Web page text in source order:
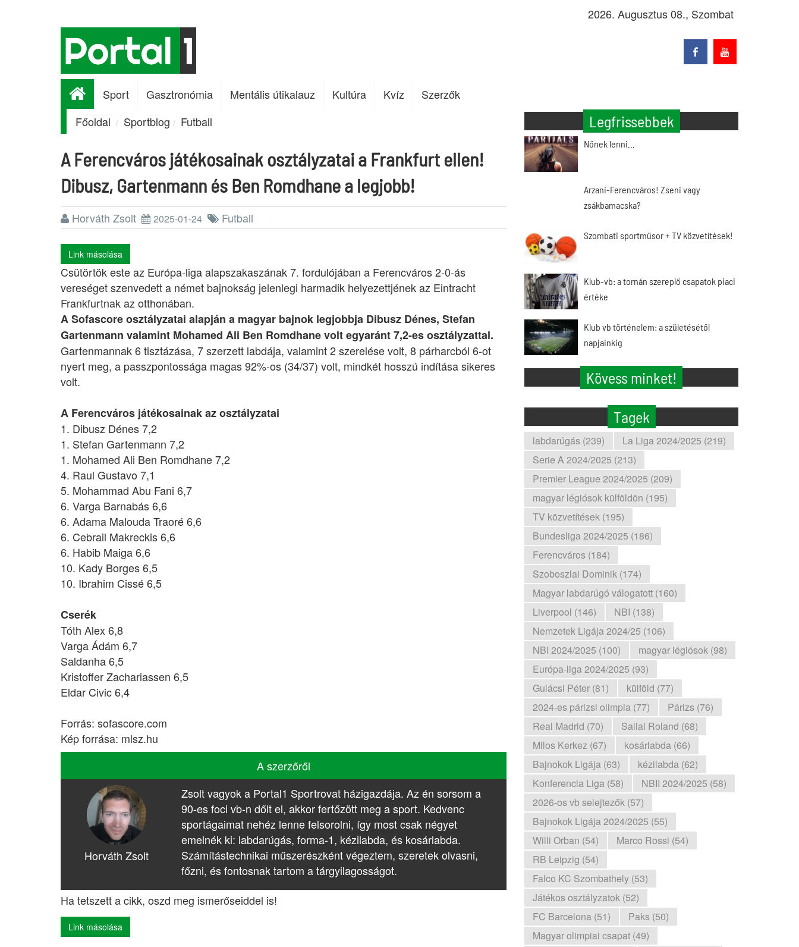
2026. Augusztus 08., Szombat
Sport Gasztronómia Mentális útikalauz Kultúra Kvíz
Szerzők
Főoldal
Sportblog Futball
A Ferencváros játékosainak osztályzatai a Frankfurt ellen!
Dibusz, Gartenmann és Ben Romdhane a legjobb!
Horváth Zsolt 2025-01-24 Futball
Link másolása
Csütörtök este az Európa-liga alapszakaszának 7. fordulójában a Ferencváros 2-0-ás
vereséget szenvedett a német bajnokság jelenlegi harmadik helyezettjének az Eintracht
Frankfurtnak az otthonában.
A Sofascore osztályzatai alapján a magyar bajnok legjobbja Dibusz Dénes, Stefan
Gartenmann valamint Mohamed Ali Ben Romdhane volt egyaránt 7,2-es osztályzattal.
Gartenmannak 6 tisztázása, 7 szerzett labdája, valamint 2 szerelése volt, 8 párharcból 6-ot
nyert meg, a passzpontossága magas 92%-os (34/37) volt, mindkét hosszú indítása sikeres
volt.
A Ferencváros játékosainak az osztályzatai
1. Dibusz Dénes 7,2
1. Stefan Gartenmann 7,2
1. Mohamed Ali Ben Romdhane 7,2
4. Raul Gustavo 7,1
5. Mohammad Abu Fani 6,7
6. Varga Barnabás 6,6
6. Adama Malouda Traoré 6,6
6. Cebrail Makreckis 6,6
6. Habib Maiga 6,6
10. Kady Borges 6,5
10. Ibrahim Cissé 6,5
Cserék
Tóth Alex 6,8
Varga Ádám 6,7
Saldanha 6,5
Kristoffer Zachariassen 6,5
Eldar Civic 6,4
Forrás: sofascore.com
Kép forrása: mlsz.hu
A szerzőről
Horváth Zsolt
Zsolt vagyok a Portal1 Sportrovat házigazdája. Az én sorsom a
90-es foci vb-n dőlt el, akkor fertőzött meg a sport. Kedvenc
sportágaimat nehéz lenne felsorolni, így most csak négyet
emelnék ki: labdarúgás, forma-1, kézilabda, és kosárlabda.
Számítástechnikai műszerészként végeztem, szeretek olvasni,
főzni, és fontosnak tartom a tárgyilagosságot.
Ha tetszett a cikk, oszd meg ismerőseiddel is!
Link másolása
Legfrissebbek
Nőnek lenni…
Arzani-Ferencváros! Zseni vagy
zsákbamacska?
Szombati sportműsor + TV közvetítések!
Klub-vb: a tornán szereplő csapatok piaci
értéke
Klub vb történelem: a születésétől
napjainkig
Kövess minket!
Tagek
labdarúgás (239)
La Liga 2024/2025 (219)
Serie A 2024/2025 (213)
Premier League 2024/2025 (209)
magyar légiósok külföldön (195)
TV közvetítések (195)
Bundesliga 2024/2025 (186)
Ferencváros (184)
Szoboszlai Dominik (174)
Magyar labdarúgó válogatott (160)
Liverpool (146)
NBI (138)
Nemzetek Ligája 2024/25 (106)
NBI 2024/2025 (100)
magyar légiósok (98)
Európa-liga 2024/2025 (93)
Gulácsi Péter (81)
külföld (77)
2024-es párizsi olimpia (77)
Párizs (76)
Real Madrid (70)
Sallai Roland (68)
Milos Kerkez (67)
kosárlabda (66)
Bajnokok Ligája (63)
kézilabda (62)
Konferencia Liga (58)
NBII 2024/2025 (58)
2026-os vb selejtezők (57)
Bajnokok Ligája 2024/2025 (55)
Willi Orban (54)
Marco Rossi (54)
RB Leipzig (54)
Falco KC Szombathely (53)
Játékos osztályzatok (52)
FC Barcelona (51)
Paks (50)
Magyar olimpiai csapat (49)